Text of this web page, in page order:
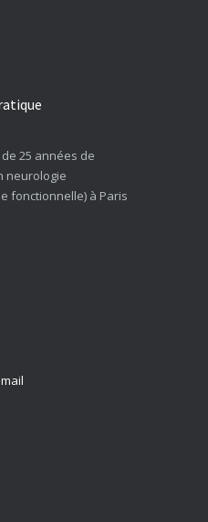
25 années de
neurologie
fonctionnelle) à Paris